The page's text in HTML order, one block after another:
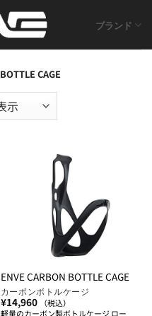
ブランド
BOTTLE CAGE
ENVE CARBON BOTTLE CAGE
カーボンボトルケージ
¥14,960
（税込）
軽量のカーボン製ボトルケージ ロー